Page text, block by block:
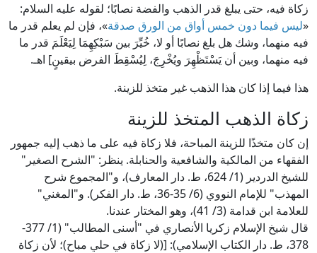
زكاة فيه، حتى يبلغ قدر الذهب والفضة نصابًا؛ لقوله عليه السلام:
«ليس فيما دون خمس أواق من الورق صدقة»، فإن لم يعلم قدر ما
فيه منهما، وشك هل بلغ نصابًا أو لا، خُيِّرَ بين سَبْكِهِمَا لِيَعْلَمَ قدر ما
فيه منهما، وبين أن يَسْتَظْهِرَ ويُخْرِجَ، لِيُسْقِطَ الفرض بيقينٍ] اهـ.
هذا فيما إذا كان هذا الذهب غير متخذ للزينة.
زكاة الذهب المتخذ للزينة
إن كان متخذًا للزينة المباحة، فلا زكاة فيه على ما ذهب إليه جمهور
الفقهاء من المالكية والشافعية والحنابلة. ينظر: "الشرح الصغير"
للشيخ الدردير (1/ 624، ط. دار المعارف)، و"المجموع شرح
المهذب" للإمام النووي (6/ 35-36، ط. دار الفكر). و"المغني"
للعلامة ابن قدامة (3/ 41)، وهو المختار عندنا.
قال شيخ الإسلام زكريا الأنصاري في "أسنى المطالب" (1/ 377-
378، ط. دار الكتاب الإسلامي): [(لا زكاة في حلي مباح)؛ لأن زكاة